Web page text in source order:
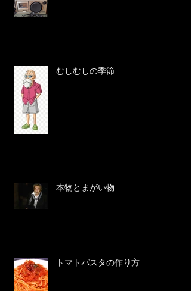
むしむしの季節
本物とまがい物
トマトパスタの作り方